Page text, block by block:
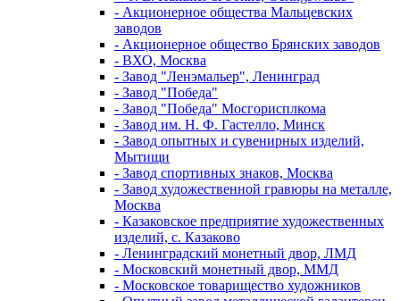
- Акционерное общества Мальцевских
заводов
- Акционерное общество Брянских заводов
- ВХО, Москва
- Завод "Ленэмальер", Ленинград
- Завод "Победа"
- Завод "Победа" Мосгорисплкома
- Завод им. Н. Ф. Гастелло, Минск
- Завод опытных и сувенирных изделий,
Мытищи
- Завод спортивных знаков, Москва
- Завод художественной гравюры на металле,
Москва
- Казаковское предприятие художественных
изделий, с. Казаково
- Ленинградский монетный двор, ЛМД
- Московский монетный двор, ММД
- Московское товарищество художников